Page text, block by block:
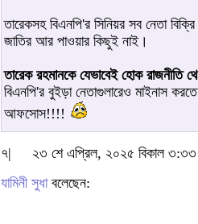
তারেকসহ বিএনপি'র সিনিয়র সব নেতা
জাতির আর পাওয়ার কিছুই নাই।
তারেক রহমানকে যেভাবেই হোক রাজনীতি
বিএনপি'র বুইড়া নেতাগুলারেও মাইনাস
আফসোস!!!!
৭|
২৩ শে এপ্রিল, ২০২৫ বিকাল ৩:৩৩
যামিনী সুধাবলেছেন: